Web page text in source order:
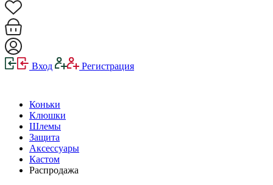
Вход Регистрация
Коньки
Клюшки
Шлемы
Защита
Аксессуары
Кастом
Распродажа